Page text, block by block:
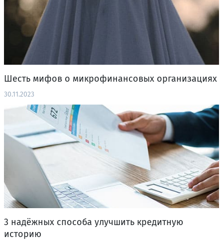
Шесть мифов о микрофинансовых организациях
30.11.2023
3 надёжных способа улучшить кредитную
историю